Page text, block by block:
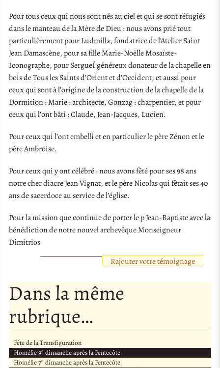
Pour tous ceux qui nous sont nés au ciel et qui se sont réfugiés
dans le manteau de la Mère de Dieu : nous avons prié tout
particulièrement pour Ludmilla, fondatrice de l’Atelier Saint
Jean Damascène, pour sa fille Marie-Noëlle Mosaïste-
Iconographe, pour SergueÏ généreux donateur de la chapelle en
bois de Tous les Saints d’Orient et d’Occident, et aussi pour
ceux qui sont à l’origine de la construction de la chapelle de la
Dormition : Marie : architecte, Gonzag : charpentier, et pour
ceux qui l’ont bâti : Claude, Jean-Jacques, Lucien.
Pour ceux qui l’ont embelli et en particulier le père Zénon et le
père Ambroise.
Pour ceux qui y ont célébré : nous avons fêté pour ses 98 ans
notre cher diacre Jean Vignat, et le père Nicolas qui fêtait ses 40
ans de sacerdoce au service de l’église.
Pour la mission que continue de porter le p Jean-Baptiste avec la
bénédiction de notre nouvel archevêque Monseigneur
Dimitrios
Rajouter votre témoignage
Dans la même
rubrique…
Fête de la Transfiguration
Homélie 9e dimanche après la Pentecôte
Homélie 7e dimanche après la Pentecôte